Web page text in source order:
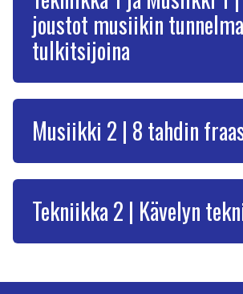
joustot musiikin
tulkitsijoina
Musiikki 2 | 8 tahdin
Tekniikka 2 | Kävelyn